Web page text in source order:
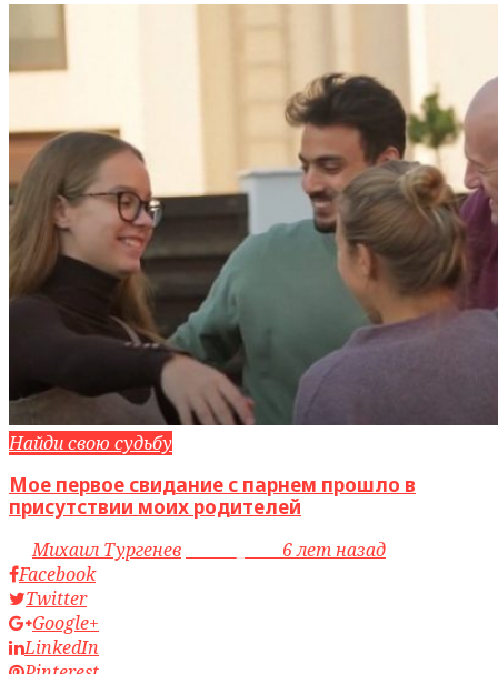
Найди свою судьбу
Мое первое свидание с парнем прошло в
присутствии моих родителей
byМихаил Тургенев
6 лет назад
Facebook
Twitter
Google+
LinkedIn